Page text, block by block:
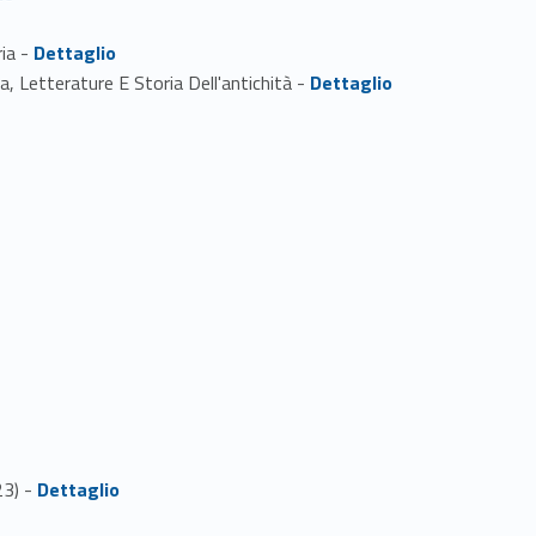
- Link identifier #identifier_person_45895-3
Dettaglio
Letterature E Storia Dell'antichità - Link identifier #identifier_person_151994-4
Dettaglio
- Link identifier #identifier_person_165441-1
Dettaglio